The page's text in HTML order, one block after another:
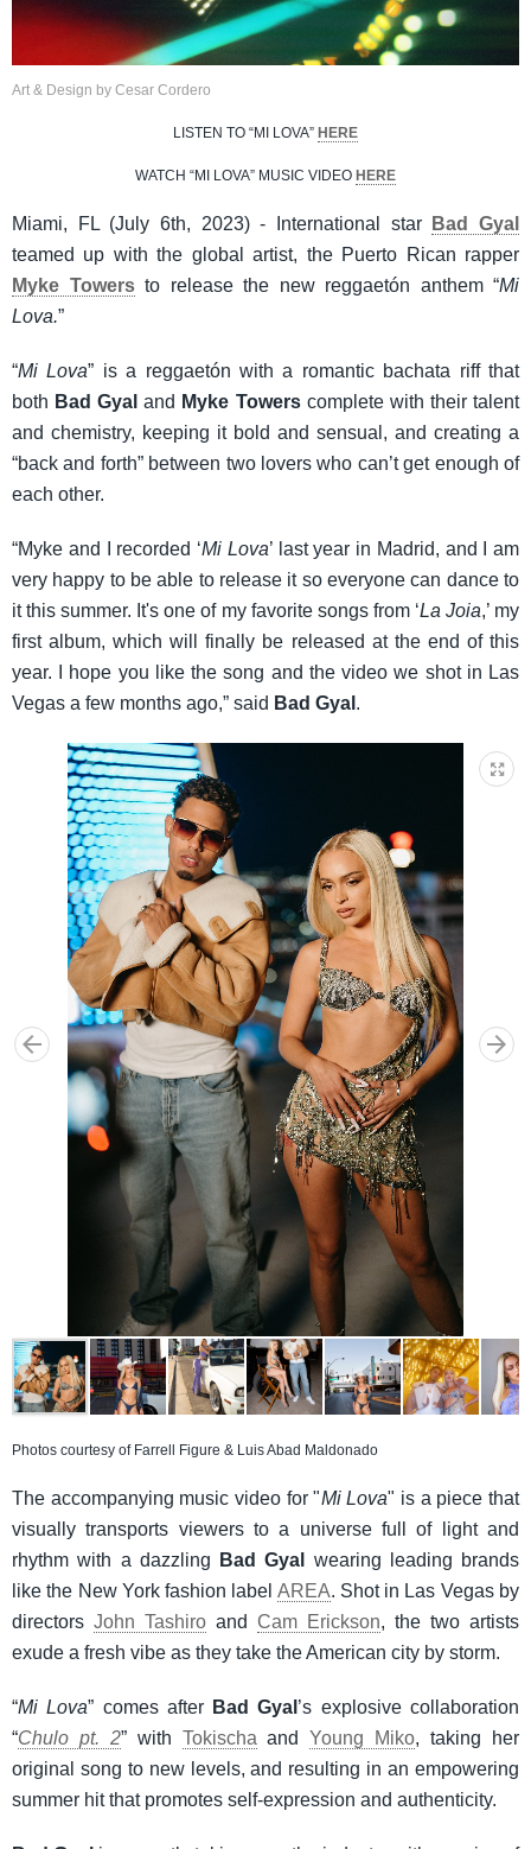
Art & Design by Cesar Cordero
LISTEN TO “MI LOVA” HERE
WATCH “MI LOVA” MUSIC VIDEO HERE
Miami, FL (July 6th, 2023) - International star
Bad Gyal
teamed up with the global artist, the Puerto Rican rapper
Myke Towersto release the new reggaetón anthem “Mi
Lova.”
“Mi Lova” is a reggaetón with a romantic bachata riff that
both Bad Gyal and Myke Towerscomplete with their talent
and chemistry, keeping it bold and sensual, and creating a
“back and forth” between two lovers who can’t get enough of
each other.
“Myke and I recorded ‘Mi Lova’ last year in Madrid, and I am
very happy to be able to release it so everyone can dance to
it this summer. It's one of my favorite songs from ‘La Joia,’ my
first album, which will finally be released at the end of this
year. I hope you like the song and the video we shot in Las
Vegas a few months ago,” said Bad Gyal .
Photos courtesy of Farrell Figure & Luis Abad Maldonado
The accompanying music video for "Mi Lova" is a piece that
visually transports viewers to a universe full of light and
rhythm with a dazzling
Bad Gyal
wearing leading brands
like the New York fashion label AREA. Shot in Las Vegas by
directors John Tashiro and Cam Erickson, the two artists
exude a fresh vibe as they take the American city by storm.
“Mi Lova” comes after Bad Gyal ’s explosive collaboration
“Chulo pt. 2” with Tokischa andYoung Miko, taking her
original song to new levels, and resulting in an empowering
summer hit that promotes self-expression and authenticity.